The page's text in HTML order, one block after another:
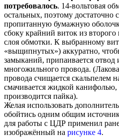
потребовалось. 14-вольтовая
остальных, поэтому достаточно
пропитанную бумажную
сбоку крайний виток из второго
слоя обмотки. К выбранному
«выщипнутых») аккуратно,
замыканий, припаивается отвод
многожильного провода.
провода счищается
смачивается жидкой канифолью,
производится пайка).
Желая использовать
обойтись одним общим
для работы с ЦДР применил
изображённый на рисунке 4.